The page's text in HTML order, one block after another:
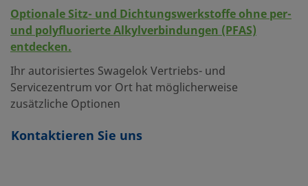
Optionale Sitz- und Dichtungswerkstoffe ohne per-
und polyfluorierte Alkylverbindungen (PFAS)
entdecken.
Ihr autorisiertes Swagelok Vertriebs- und
Servicezentrum vor Ort hat möglicherweise
zusätzliche Optionen
Kontaktieren Sie uns